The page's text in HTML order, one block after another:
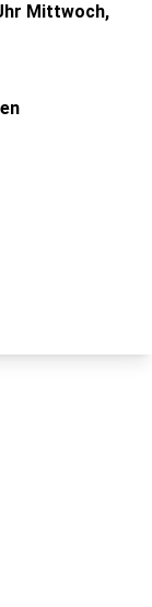
Mittwoch,